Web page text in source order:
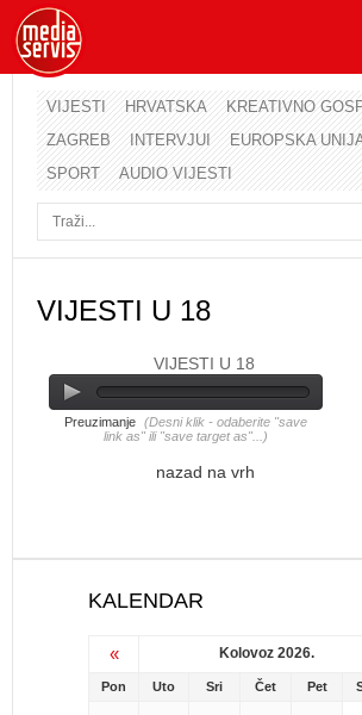
VIJESTI HRVATSKA
KREATIVNO
ZAGREB
INTERVJUI EUROPSKA
SPORT
AUDIO VIJESTI
VIJESTI U 18
VIJESTI U 18
Preuzimanje (Desni klik - odaberite "save
link as" ili "save target as"...)
nazad na vrh
KALENDAR
« Kolovoz 2026.
Pon Uto Sri Čet Pet
Korisničko ime
Lozinka
Zaboravili ste lozinku?